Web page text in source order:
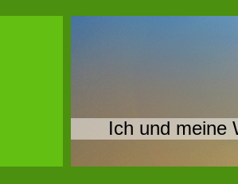
Ich und meine